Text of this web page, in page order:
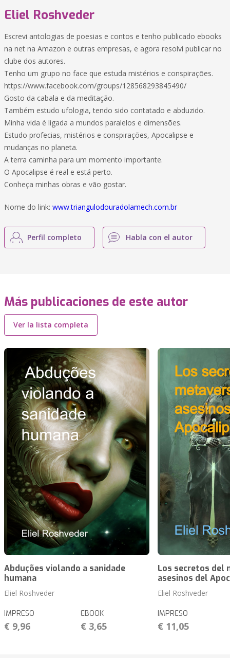
Eliel Roshveder
Escrevi antologias de poesias e contos e tenho publicado ebooks
na net na Amazon e outras empresas, e agora resolvi publicar no
clube dos autores.
Tenho um grupo no face que estuda mistérios e conspirações.
https://www.facebook.com/groups/128568293845490/
Gosto da cabala e da meditação.
Também estudo ufologia, tendo sido contatado e abduzido.
Minha vida é ligada a mundos paralelos e dimensões.
Estudo profecias, mistérios e conspirações, Apocalipse e
mudanças no planeta.
A terra caminha para um momento importante.
O Apocalipse é real e está perto.
Conheça minhas obras e vão gostar.
Nome do link: www.triangulodouradolamech.com.br
Perfil completo Habla con el autor
Más publicaciones de este autor
Ver la lista completa
Abduções violando a sanidade
humana
Eliel Roshveder
IMPRESO
€ 9,96
EBOOK
€ 3,65
Los secretos del
asesinos del
Eliel Roshveder
IMPRESO
€ 11,05